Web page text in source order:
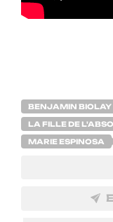
BENJAMIN BIOLAY
LA FILLE DE
MARIE ESPINOSA